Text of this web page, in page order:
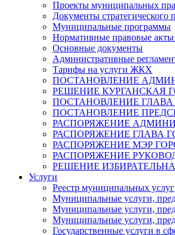
Проекты муниципальных
Документы стратегического
Муниципальные программы
Нормативные правовые акты
Основные документы
Административные
Тарифы на услуги ЖКХ
ПОСТАНОВЛЕНИЕ
РЕШЕНИЕ КУРГАНСКАЯ
ПОСТАНОВЛЕНИЕ ГЛАВА
ПОСТАНОВЛЕНИЕ
РАСПОРЯЖЕНИЕ
РАСПОРЯЖЕНИЕ ГЛАВА
РАСПОРЯЖЕНИЕ МЭР
РАСПОРЯЖЕНИЕ
РЕШЕНИЕ
Услуги
Реестр муниципальных услуг
Муниципальные услуги,
Муниципальные услуги,
Муниципальные услуги,
Государственные услуги в